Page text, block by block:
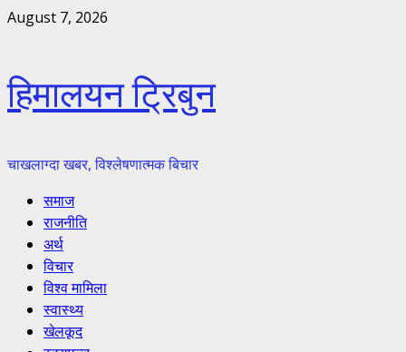
Skip
August 7, 2026
हिमालयन ट्रिबुन
चाखलाग्दा खबर, विश्लेषणात्मक बिचार
Primary
Menu
समाज
राजनीति
अर्थ
विचार
विश्व मामिला
स्वास्थ्य
खेलकूद